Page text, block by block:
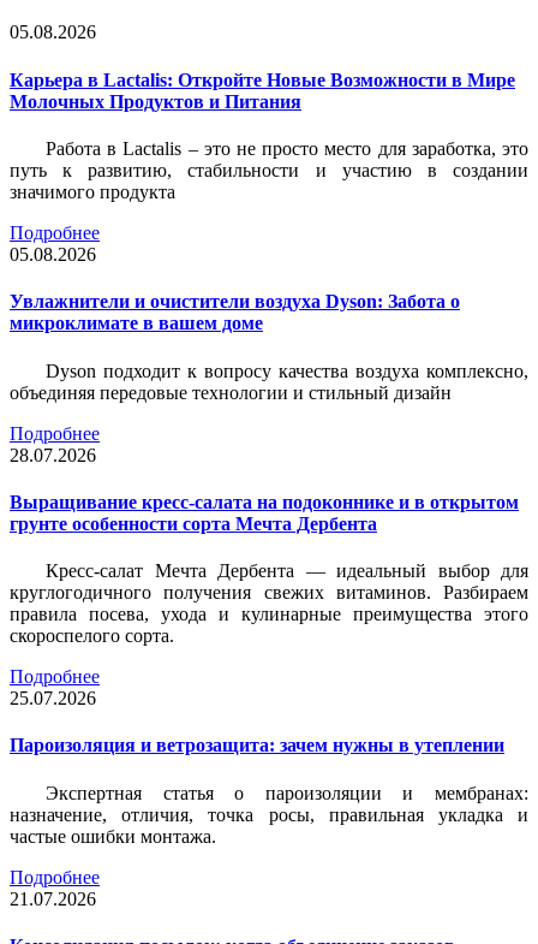
05.08.2026
Карьера в Lactalis: Откройте Новые Возможности в Мире
Молочных Продуктов и Питания
Работа в Lactalis – это не просто место для заработка, это
путь к развитию, стабильности и участию в создании
значимого продукта
Подробнее
05.08.2026
Увлажнители и очистители воздуха Dyson: Забота о
микроклимате в вашем доме
Dyson подходит к вопросу качества воздуха комплексно,
объединяя передовые технологии и стильный дизайн
Подробнее
28.07.2026
Выращивание кресс-салата на подоконнике и в открытом
грунте особенности сорта Мечта Дербента
Кресс-салат Мечта Дербента — идеальный выбор для
круглогодичного получения свежих витаминов. Разбираем
правила посева, ухода и кулинарные преимущества этого
скороспелого сорта.
Подробнее
25.07.2026
Пароизоляция и ветрозащита: зачем нужны в утеплении
Экспертная статья о пароизоляции и мембранах:
назначение, отличия, точка росы, правильная укладка и
частые ошибки монтажа.
Подробнее
21.07.2026